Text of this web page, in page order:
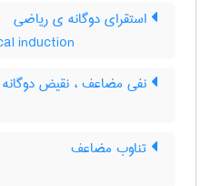
استقرای دوگانه ی ریاضی
induction
نفی مضاعف ، نقیض دوگانه
تناوب مضاعف